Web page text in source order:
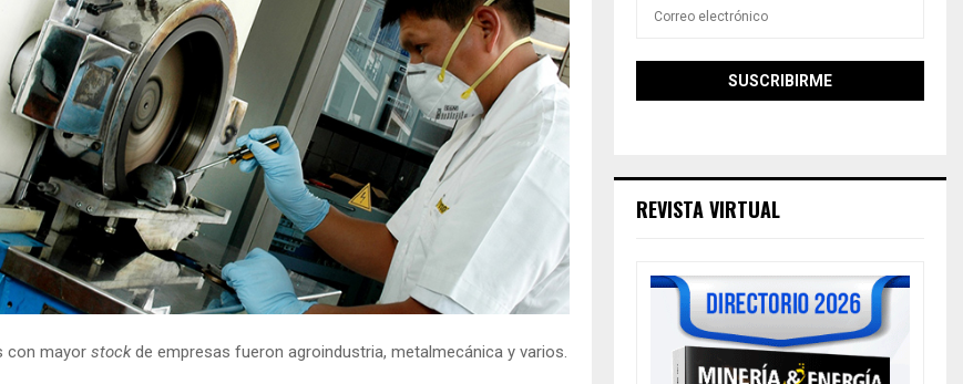
con mayor stockde empresas fueron agroindustria, metalmecánica y varios.
REVISTA VIRTUAL